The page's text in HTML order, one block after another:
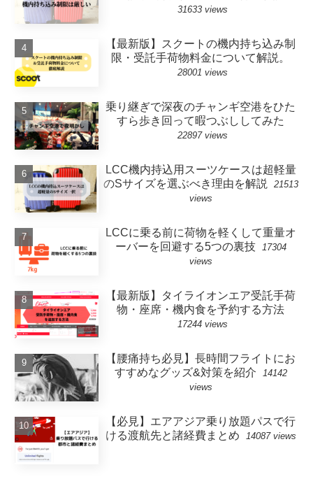
31633 views
【最新版】スクートの機内持ち込み制
限・受託手荷物料金について解説。
28001 views
乗り継ぎで深夜のチャンギ空港をひた
すら歩き回って暇つぶししてみた
22897 views
LCC機内持込用スーツケースは超軽量
のSサイズを選ぶべき理由を解説
21513
views
LCCに乗る前に荷物を軽くして重量オ
ーバーを回避する5つの裏技
17304
views
【最新版】タイライオンエア受託手荷
物・座席・機内食を予約する方法
17244 views
【腰痛持ち必見】長時間フライトにお
すすめなグッズ&対策を紹介
14142
views
【必見】エアアジア乗り放題パスで行
ける渡航先と諸経費まとめ
14087 views